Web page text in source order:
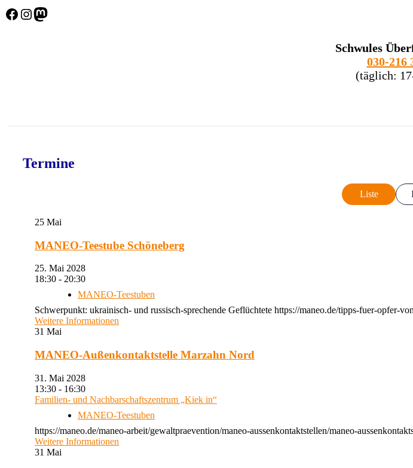
Facebook Instagram Mastodon
Schwules
030-216
(täglich:
Termine
Liste
25 Mai
MANEO-Teestube Schöneberg
25. Mai 2028
18:30 - 20:30
MANEO-Teestuben
Schwerpunkt: ukrainisch- und russisch-sprechende Geflüchtete https://maneo.de/tipps-fuer-opfer-
Weitere Informationen
31 Mai
MANEO-Außenkontaktstelle Marzahn Nord
31. Mai 2028
13:30 - 16:30
Familien- und Nachbarschaftszentrum „Kiek in“
MANEO-Teestuben
https://maneo.de/maneo-arbeit/gewaltpraevention/maneo-aussenkontaktstellen/maneo-
Weitere Informationen
31 Mai